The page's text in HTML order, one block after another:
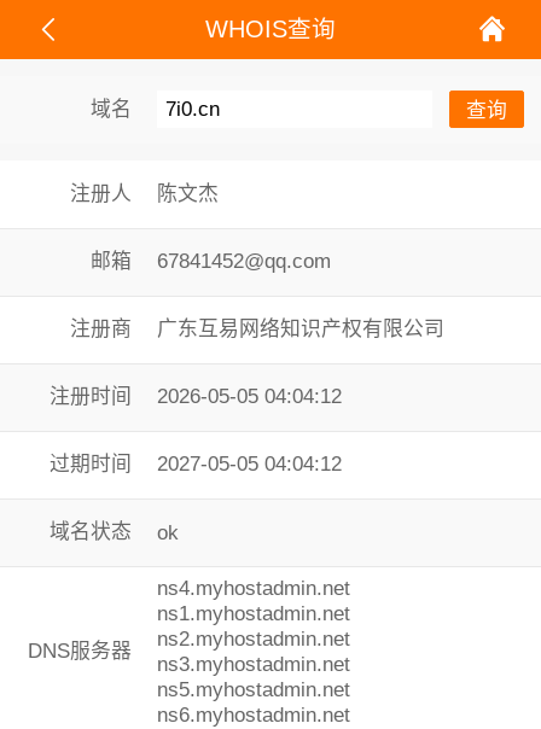
WHOIS查询
域名
注册人 陈文杰
邮箱 67841452@qq.com
注册商 广东互易网络知识产权有限公司
注册时间 2026-05-05 04:04:12
过期时间 2027-05-05 04:04:12
域名状态 ok
DNS服务器
ns4.myhostadmin.net
ns1.myhostadmin.net
ns2.myhostadmin.net
ns3.myhostadmin.net
ns5.myhostadmin.net
ns6.myhostadmin.net